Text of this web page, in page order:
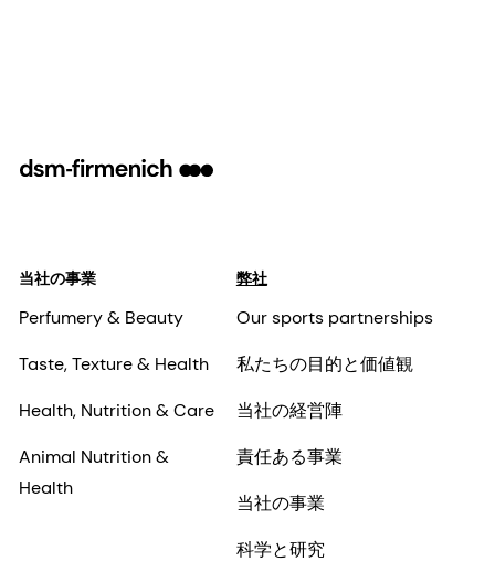
当社の事業
Perfumery & Beauty
Taste, Texture & Health
Health, Nutrition & Care
Animal Nutrition &
Health
弊社
Our sports partnerships
私たちの目的と価値観
当社の経営陣
責任ある事業
当社の事業
科学と研究